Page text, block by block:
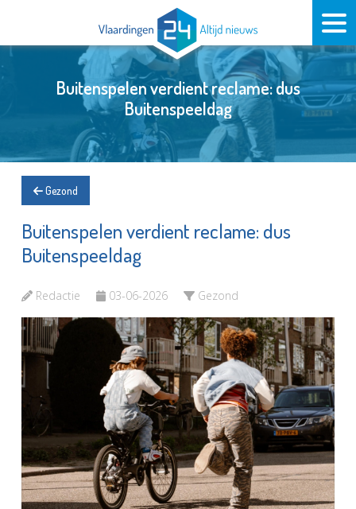
Buitenspelen verdient reclame: dus
Buitenspeeldag
Gezond
Buitenspelen verdient reclame: dus
Buitenspeeldag
Redactie 03-06-2026 Gezond